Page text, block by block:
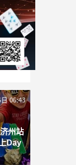
州站
Day
06:43